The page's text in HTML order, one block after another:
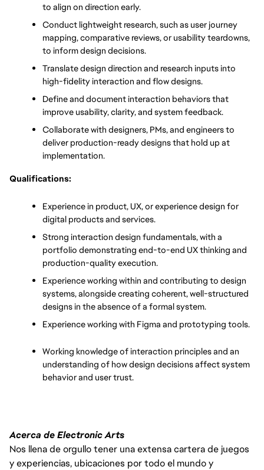
to align on direction early.
Conduct lightweight research, such as user journey
mapping, comparative reviews, or usability teardowns,
to inform design decisions.
Translate design direction and research inputs into
high-fidelity interaction and flow designs.
Define and document interaction behaviors that
improve usability, clarity, and system feedback.
Collaborate with designers, PMs, and engineers to
deliver production-ready designs that hold up at
implementation.
Qualifications:
Experience in product, UX, or experience design for
digital products and services.
Strong interaction design fundamentals, with a
portfolio demonstrating end-to-end UX thinking and
production-quality execution.
Experience working within and contributing to design
systems, alongside creating coherent, well-structured
designs in the absence of a formal system.
Experience working with Figma and prototyping tools.
Working knowledge of interaction principles and an
understanding of how design decisions affect system
behavior and user trust.
Acerca de Electronic Arts
Nos llena de orgullo tener una extensa cartera de juegos
y experiencias, ubicaciones por todo el mundo y